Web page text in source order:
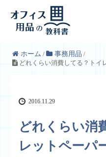
ホーム / 事務用品 /
どれくらい消費してる？トイ
2016.11.29
どれくらい消
レットペーパ